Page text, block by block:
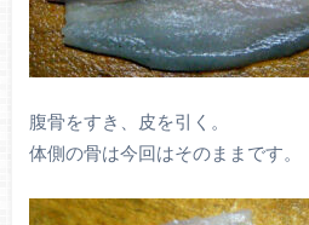
腹骨をすき、皮を引く。
体側の骨は今回はそのままです。